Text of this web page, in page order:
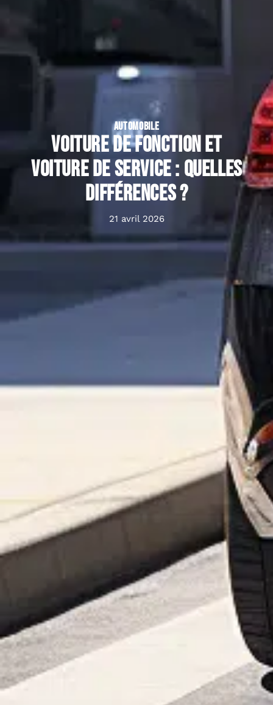
AUTOMOBILE
Voiture de fonction et
voiture de service : quelles
différences ?
21 avril 2026